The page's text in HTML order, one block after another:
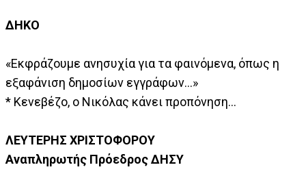
ΔΗΚΟ
«Εκφράζουμε ανησυχία για τα φαινόμενα, όπως η
εξαφάνιση δημοσίων εγγράφων...»
* Κενεβέζο, ο Νικόλας κάνει προπόνηση...
ΛΕΥΤΕΡΗΣ ΧΡΙΣΤΟΦΟΡΟΥ
Αναπληρωτής Πρόεδρος ΔΗΣΥ